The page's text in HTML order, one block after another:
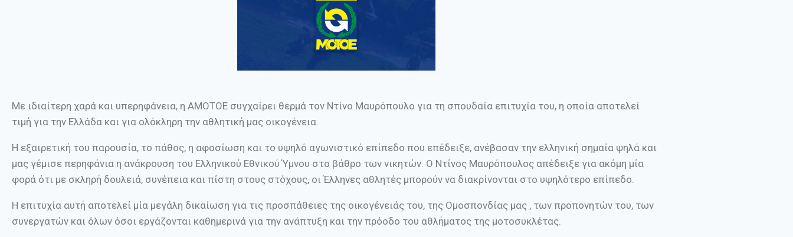
Με ιδιαίτερη χαρά και υπερηφάνεια, η ΑΜΟΤΟΕ συγχαίρει θερμά τον Ντίνο Μαυρόπουλο για τη σπουδαία επιτυχία του, η οποία αποτελεί
τιμή για την Ελλάδα και για ολόκληρη την αθλητική μας οικογένεια.
Η εξαιρετική του παρουσία, το πάθος, η αφοσίωση και το υψηλό αγωνιστικό επίπεδο που επέδειξε, ανέβασαν την ελληνική σημαία ψηλά και
μας γέμισε περηφάνια η ανάκρουση του Ελληνικού Εθνικού Ύμνου στο βάθρο των νικητών. Ο Ντίνος Μαυρόπουλος απέδειξε για ακόμη μία
φορά ότι με σκληρή δουλειά, συνέπεια και πίστη στους στόχους, οι Έλληνες αθλητές μπορούν να διακρίνονται στο υψηλότερο επίπεδο.
Η επιτυχία αυτή αποτελεί μία μεγάλη δικαίωση για τις προσπάθειες της οικογένειάς του, της Ομοσπονδίας μας , των προπονητών του, των
συνεργατών και όλων όσοι εργάζονται καθημερινά για την ανάπτυξη και την πρόοδο του αθλήματος της μοτοσυκλέτας.